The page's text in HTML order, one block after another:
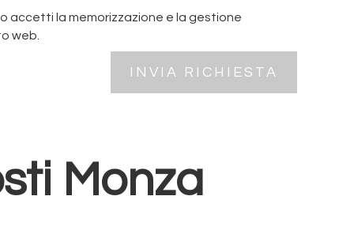
accetti la memorizzazione e la gestione
web.
Monza